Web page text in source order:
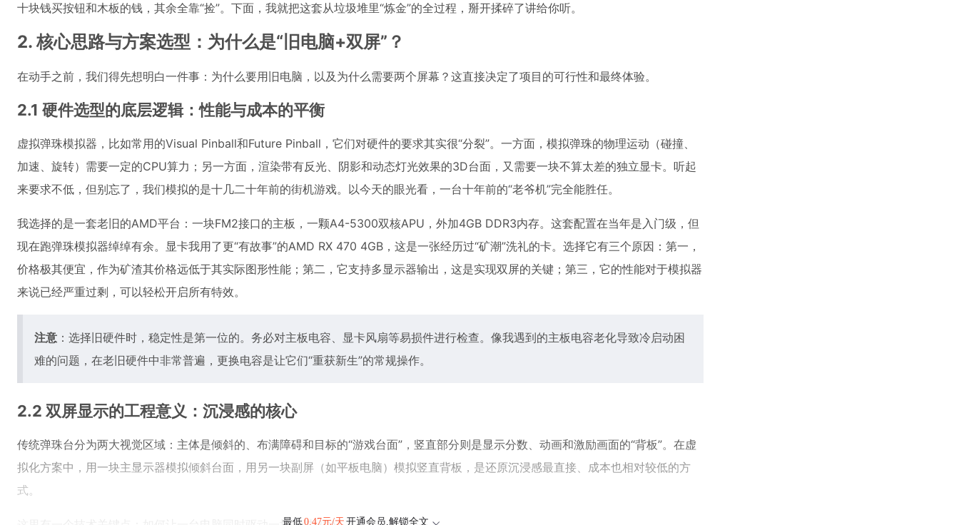
十块钱买按钮和木板的钱，其余全靠“捡”。下面，我就把这套从垃圾堆里“炼金”的全过程，掰开揉碎了讲给你听。
2. 核心思路与方案选型：为什么是“旧电脑+双屏”？
在动手之前，我们得先想明白一件事：为什么要用旧电脑，以及为什么需要两个屏幕？这直接决定了项目的可行性和最终体验。
2.1 硬件选型的底层逻辑：性能与成本的平衡
虚拟弹珠模拟器，比如常用的Visual Pinball和Future Pinball，它们对硬件的要求其实很“分裂”。一方面，模拟弹珠的物理运动（碰撞、
加速、旋转）需要一定的CPU算力；另一方面，渲染带有反光、阴影和动态灯光效果的3D台面，又需要一块不算太差的独立显卡。听起
来要求不低，但别忘了，我们模拟的是十几二十年前的街机游戏。以今天的眼光看，一台十年前的“老爷机”完全能胜任。
我选择的是一套老旧的AMD平台：一块FM2接口的主板，一颗A4-5300双核APU，外加4GB DDR3内存。这套配置在当年是入门级，但
现在跑弹珠模拟器绰绰有余。显卡我用了更“有故事”的AMD RX 470 4GB，这是一张经历过“矿潮”洗礼的卡。选择它有三个原因：第一，
价格极其便宜，作为矿渣其价格远低于其实际图形性能；第二，它支持多显示器输出，这是实现双屏的关键；第三，它的性能对于模拟器
来说已经严重过剩，可以轻松开启所有特效。
注意 ：选择旧硬件时，稳定性是第一位的。务必对主板电容、显卡风扇等易损件进行检查。像我遇到的主板电容老化导致冷启动困
难的问题，在老旧硬件中非常普遍，更换电容是让它们“重获新生”的常规操作。
2.2 双屏显示的工程意义：沉浸感的核心
传统弹珠台分为两大视觉区域：主体是倾斜的、布满障碍和目标的“游戏台面”，竖直部分则是显示分数、动画和激励画面的“背板”。在虚
拟化方案中，用一块主显示器模拟倾斜台面，用另一块副屏（如平板电脑）模拟竖直背板，是还原沉浸感最直接、成本也相对较低的方
式。
最低0.47元/天 开通会员,解锁全文